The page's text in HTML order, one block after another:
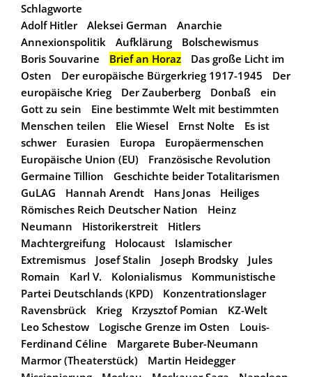
Schlagworte
Adolf Hitler
Aleksei German
Anarchie
Annexionspolitik
Aufklärung
Bolschewismus
Boris Souvarine
Brief an Horaz
Das große Licht im
Osten
Der europäische Bürgerkrieg 1917-1945
Der
europäische Krieg
Der Zauberberg Donbaß
ein
Gott zu sein
Eine bestimmte Welt mit bestimmten
Menschen teilen
Elie Wiesel Ernst Nolte
Es ist
schwer
Eurasien Europa
Europäermenschen
Europäische Union (EU)
Französische Revolution
Germaine Tillion
Geschichte beider Totalitarismen
GuLAG
Hannah Arendt Hans Jonas
Heiliges
Römisches Reich Deutscher Nation
Heinz
Neumann
Historikerstreit
Hitlers
Machtergreifung
Holocaust
Islamischer
Extremismus
Josef Stalin Joseph Brodsky
Jules
Romain
Karl V. Kolonialismus
Kommunistische
Partei Deutschlands (KPD)
Konzentrationslager
Ravensbrück
Krieg Krzysztof Pomian
KZ-Welt
Leo Schestow
Logische Grenze im Osten
Louis-
Ferdinand Céline
Margarete Buber-Neumann
Marmor (Theaterstück)
Martin Heidegger